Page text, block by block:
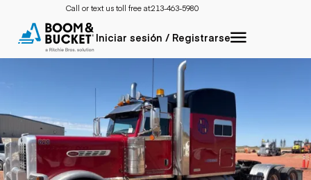
Call or text us toll free at:213-463-5980
Iniciar sesión / Registrarse